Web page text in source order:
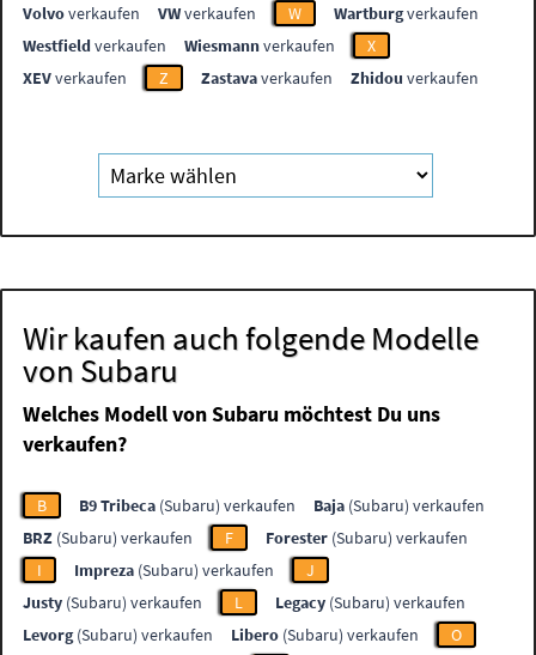
Volvoverkaufen VWverkaufen W Wartburgverkaufen
Westfieldverkaufen Wiesmannverkaufen
X
XEVverkaufen Z Zastavaverkaufen Zhidou verkaufen
Wir kaufen auch folgende Modelle
von Subaru
Welches Modell von Subaru möchtest Du uns
verkaufen?
B B9 Tribeca (Subaru) verkaufen Baja (Subaru) verkaufen
BRZ (Subaru) verkaufen F Forester (Subaru) verkaufen
I
Impreza (Subaru) verkaufen
J
Justy (Subaru) verkaufen L Legacy (Subaru) verkaufen
Levorg(Subaru) verkaufen Libero (Subaru) verkaufen
O